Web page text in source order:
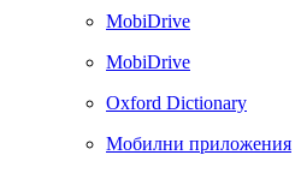
MobiDrive
MobiDrive
Oxford Dictionary
Мобилни приложения